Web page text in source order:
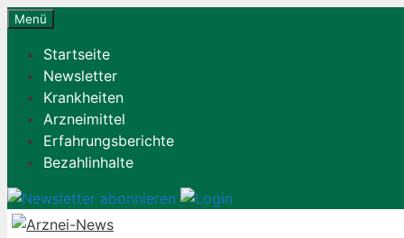
Zum
springen
Menü
Startseite
Newsletter
Krankheiten
Arzneimittel
Erfahrungsberichte
Bezahlinhalte